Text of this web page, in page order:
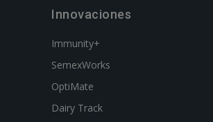
Innovaciones
Immunity+
SemexWorks
OptiMate
Dairy Track